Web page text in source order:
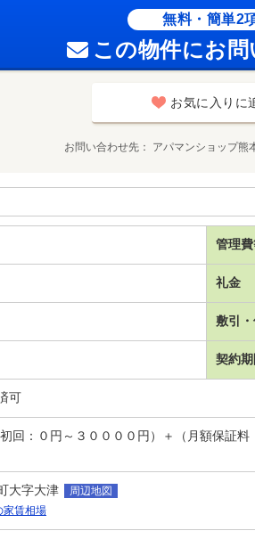
無料・簡単2
この物件にお
お気に入りに
お問い合わせ先 アパマンショップ熊
管理
礼金
敷引
契約期
可
回：０円～３００００円）＋（月額保証
大字大津
周辺地図
家賃相場